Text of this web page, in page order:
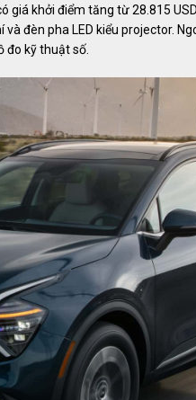
giá khởi điểm tăng từ 28.815
đèn pha LED kiểu projector.
đo kỹ thuật số.